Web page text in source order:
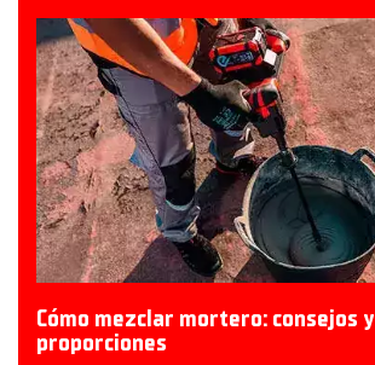
Cómo mezclar mortero: consejos y
proporciones